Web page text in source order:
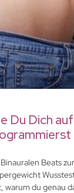
Du Dich
Beats
warum du genau